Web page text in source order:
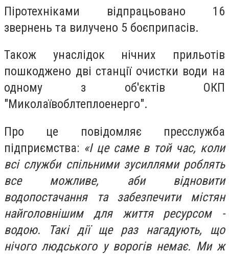
Піротехніками відпрацьовано 16
звернень та вилучено 5 боєприпасів.
Також унаслідок нічних прильотів
пошкоджено дві станції очистки води на
одному з об'єктів ОКП
"Миколаївоблтеплоенерго".
Про це повідомляє пресслужба
підприємства: «І це саме в той час, коли
всі служби спільними зусиллями роблять
все можливе, аби відновити
водопостачання та забезпечити містян
найголовнішим для життя ресурсом -
водою. Такі дії ще раз нагадують, що
нічого людського у ворогів немає. Ми ж